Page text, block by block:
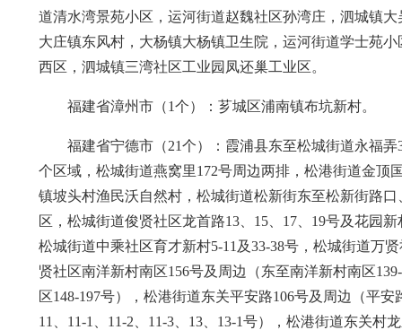
道清水湾景苑小区，运河街道赵魏社区孙湾庄，泗城镇
大庄镇东风村，大杨镇大杨镇卫生院，运河街道学士苑
西区，泗城镇三湾社区工业园凤还巢工业区。
福建省漳州市（1个）：芗城区浦南镇布坑新村。
福建省宁德市（21个）：霞浦县东至松城街道永福
个区域，松城街道燕窝里172号周边两排，松港街道金
镇坡头村渔民沃自然村，松城街道松新街东至松新街路
区，松城街道俊贤社区龙首路13、15、17、19号及花园
松城街道中乘社区育才新村5-11及33-38号，松城街道万
贤社区南洋新村南区156号及周边（东至南洋新村南区
区148-197号），松港街道东关平安路106号及周边（平
11、11-1、11-2、11-3、13、13-1号），松港街道东关村